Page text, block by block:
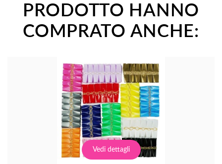
PRODOTTO HANNO
COMPRATO ANCHE:
Vedi dettagli